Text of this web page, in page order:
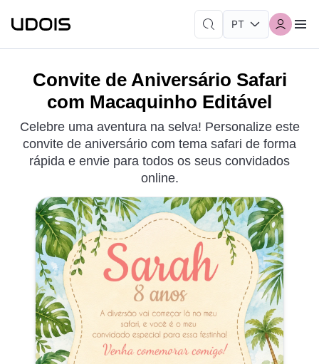
Convite de Aniversário Safari
com Macaquinho Editável
Celebre uma aventura na selva! Personalize este
convite de aniversário com tema safari de forma
rápida e envie para todos os seus convidados
online.